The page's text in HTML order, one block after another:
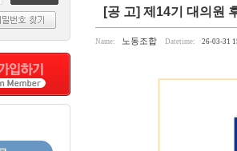
마
[공 고] 제14기 대의원
Name: 노동조합 Datetime: 26-03-31